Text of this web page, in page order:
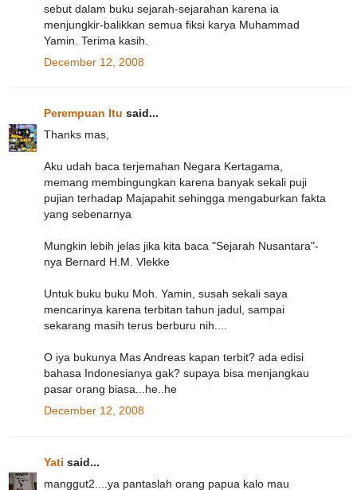
sebut dalam buku sejarah-sejarahan karena ia
menjungkir-balikkan semua fiksi karya Muhammad
Yamin. Terima kasih.
December 12, 2008
Perempuan Itu said...
Thanks mas,
Aku udah baca terjemahan Negara Kertagama,
memang membingungkan karena banyak sekali puji
pujian terhadap Majapahit sehingga mengaburkan fakta
yang sebenarnya
Mungkin lebih jelas jika kita baca "Sejarah Nusantara"-
nya Bernard H.M. Vlekke
Untuk buku buku Moh. Yamin, susah sekali saya
mencarinya karena terbitan tahun jadul, sampai
sekarang masih terus berburu nih....
O iya bukunya Mas Andreas kapan terbit? ada edisi
bahasa Indonesianya gak? supaya bisa menjangkau
pasar orang biasa...he..he
December 12, 2008
Yati said...
manggut2....ya pantaslah orang papua kalo mau